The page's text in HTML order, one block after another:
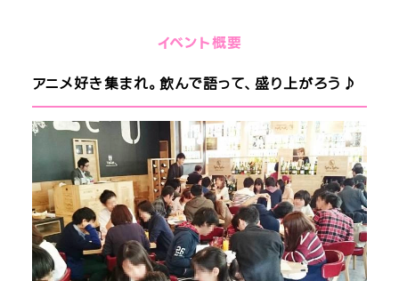
イベント概要
アニメ好き集まれ。飲んで語って、盛り上がろう♪